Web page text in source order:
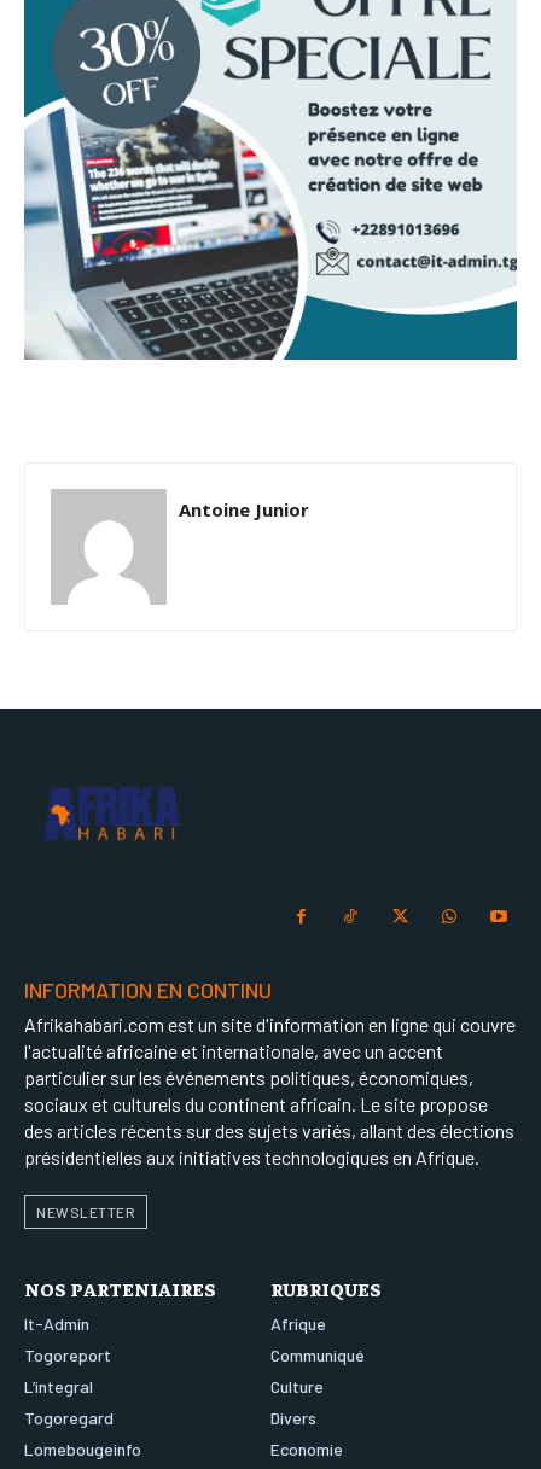
Antoine Junior
INFORMATION EN CONTINU
Afrikahabari.com est un site d'information en ligne qui couvre
l'actualité africaine et internationale, avec un accent
particulier sur les événements politiques, économiques,
sociaux et culturels du continent africain. Le site propose
des articles récents sur des sujets variés, allant des élections
présidentielles aux initiatives technologiques en Afrique.
NEWSLETTER
NOS PARTENIAIRES
It-Admin
Togoreport
L’integral
Togoregard
Lomebougeinfo
RUBRIQUES
Afrique
Communiqué
Culture
Divers
Economie